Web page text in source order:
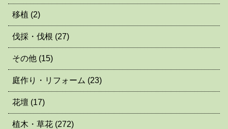
移植 (2)
伐採・伐根 (27)
その他 (15)
庭作り・リフォーム (23)
花壇 (17)
植木・草花 (272)